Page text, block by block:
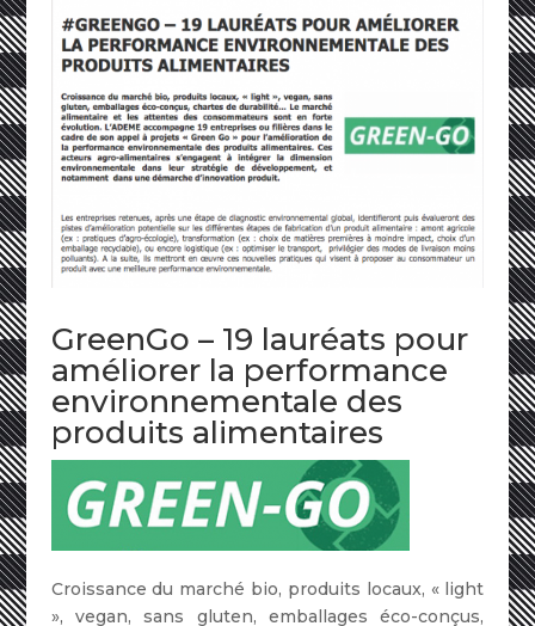
GreenGo – 19 lauréats pour
améliorer la performance
environnementale des
produits alimentaires
Croissance du marché bio, produits locaux, « light
», vegan, sans gluten, emballages éco-conçus,